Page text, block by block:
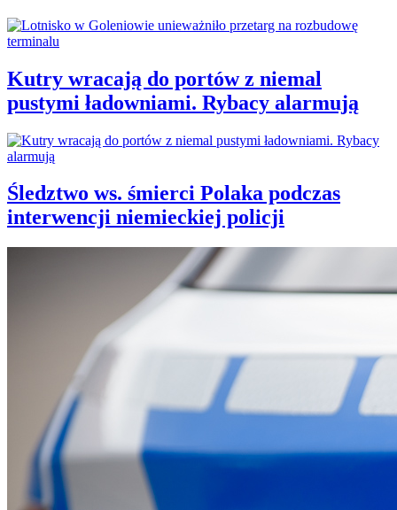
Kutry wracają do portów z niemal
pustymi ładowniami. Rybacy alarmują
Śledztwo ws. śmierci Polaka podczas
interwencji niemieckiej policji